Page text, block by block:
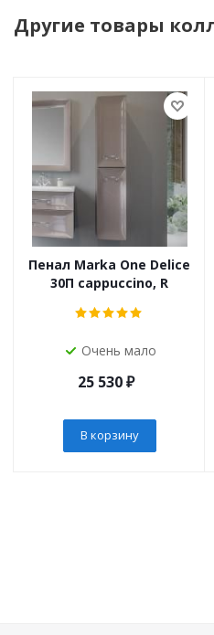
Другие товары
Пенал Marka One Delice
30П cappuccino, R
Очень мало
25 530₽
В корзину